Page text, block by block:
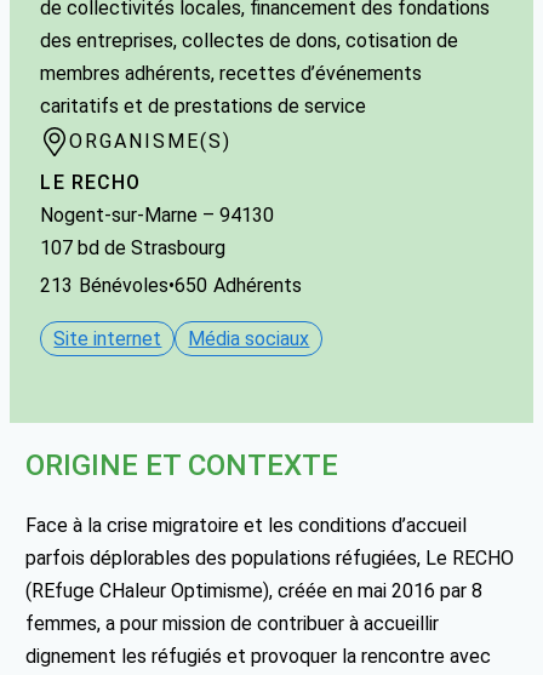
de collectivités locales, financement des fondations
des entreprises, collectes de dons, cotisation de
membres adhérents, recettes d’événements
caritatifs et de prestations de service
ORGANISME(S)
LE RECHO
Nogent-sur-Marne – 94130
107 bd de Strasbourg
213 Bénévoles•650 Adhérents
Site internet Média sociaux
ORIGINE ET CONTEXTE
Face à la crise migratoire et les conditions d’accueil
parfois déplorables des populations réfugiées, Le RECHO
(REfuge CHaleur Optimisme), créée en mai 2016 par 8
femmes, a pour mission de contribuer à accueillir
dignement les réfugiés et provoquer la rencontre avec